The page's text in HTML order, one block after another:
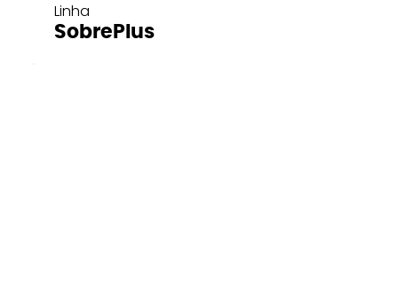
Linha
SobrePlus